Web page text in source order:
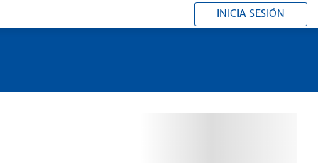
INICIA SESIÓN